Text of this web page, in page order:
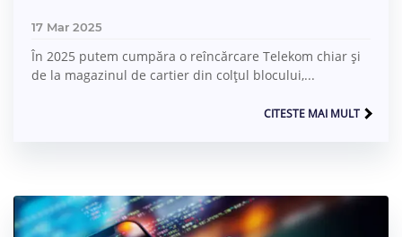
17 Mar 2025
În 2025 putem cumpăra o reîncărcare Telekom chiar și
de la magazinul de cartier din colțul blocului,...
CITESTE MAI MULT